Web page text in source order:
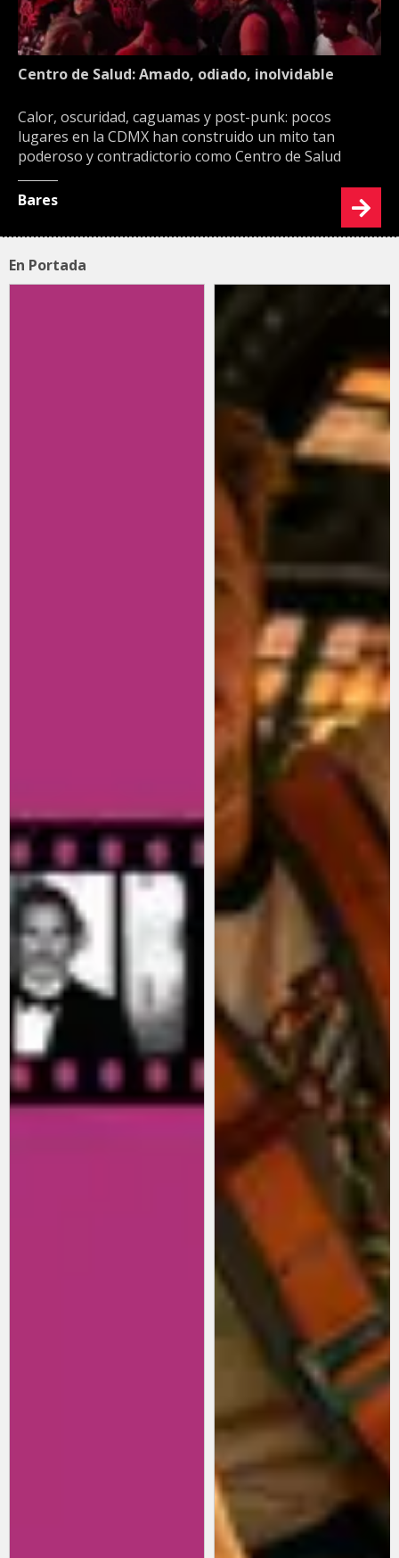
Centro de Salud: Amado, odiado, inolvidable
Calor, oscuridad, caguamas y post-punk: pocos
lugares en la CDMX han construido un mito tan
poderoso y contradictorio como Centro de Salud
Bares
En Portada